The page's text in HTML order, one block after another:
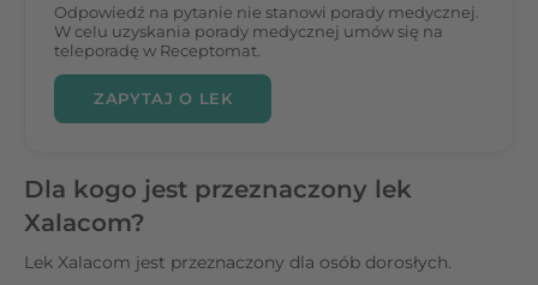
Odpowiedź na pytanie nie stanowi porady medycznej.
W celu uzyskania porady medycznej umów się na
teleporadę w Receptomat.
ZAPYTAJ O LEK
Dla kogo jest przeznaczony lek
Xalacom?
Lek Xalacom jest przeznaczony dla osób dorosłych.